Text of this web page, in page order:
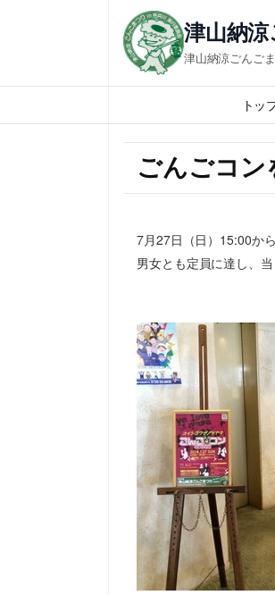
津山納涼
津山納涼ごんご
トッ
ごんごコン
7月27日（日）15:00か
男女とも定員に達し、